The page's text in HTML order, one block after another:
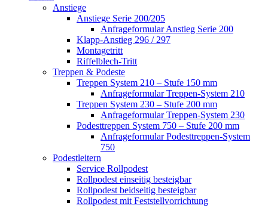
Anstiege
Anstiege Serie 200/205
Anfrageformular Anstieg Serie 200
Klapp-Anstieg 296 / 297
Montagetritt
Riffelblech-Tritt
Treppen & Podeste
Treppen System 210 – Stufe 150 mm
Anfrageformular Treppen-System 210
Treppen System 230 – Stufe 200 mm
Anfrageformular Treppen-System 230
Podesttreppen System 750 – Stufe 200 mm
Anfrageformular Podesttreppen-System
750
Podestleitern
Service Rollpodest
Rollpodest einseitig besteigbar
Rollpodest beidseitig besteigbar
Rollpodest mit Feststellvorrichtung